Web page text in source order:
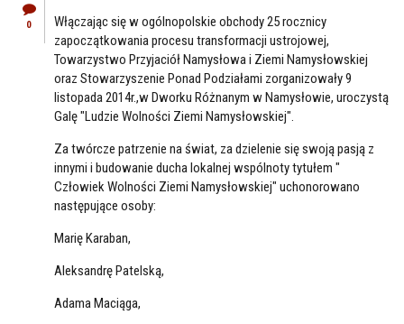
0
Włączając się w ogólnopolskie obchody 25 rocznicy
zapoczątkowania procesu transformacji ustrojowej,
Towarzystwo Przyjaciół Namysłowa i Ziemi Namysłowskiej
oraz Stowarzyszenie Ponad Podziałami zorganizowały 9
listopada 2014r.,w Dworku Różnanym w Namysłowie, uroczystą
Galę "Ludzie Wolności Ziemi Namysłowskiej".
Za twórcze patrzenie na świat, za dzielenie się swoją pasją z
innymi i budowanie ducha lokalnej wspólnoty tytułem "
Człowiek Wolności Ziemi Namysłowskiej" uchonorowano
następujące osoby:
Marię Karaban,
Aleksandrę Patelską,
Adama Maciąga,